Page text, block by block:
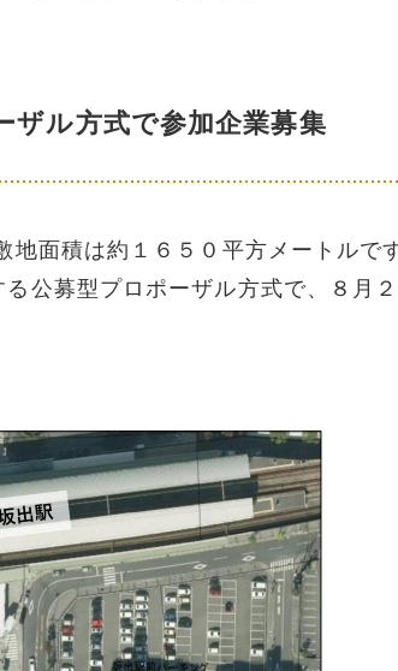
ル方式で参加企業募集
面積は約１６５０平方メートルで
公募型プロポーザル方式で、８月